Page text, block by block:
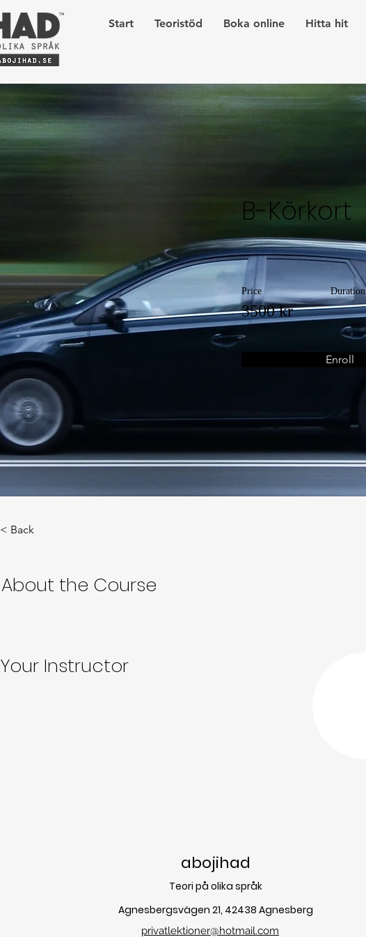
Start Teoristöd Boka online Hitta hit
B-Körkort
Price
3500 kr
Duration
Enroll
< Back
About the Course
Your Instructor
abojihad
Teori på olika språk
Agnesbergsvägen 21, 42438 Agnesberg
privatlektioner@hotmail.com